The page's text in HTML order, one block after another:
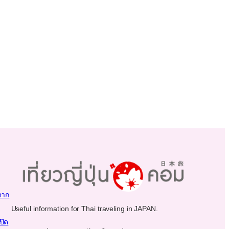
ก
ด
Useful information for Thai traveling in JAPAN.